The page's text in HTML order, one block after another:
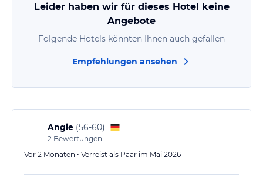
Leider haben wir für dieses Hotel keine
Angebote
Folgende Hotels könnten Ihnen auch gefallen
Empfehlungen ansehen
Angie (56-60)
2 Bewertungen
Vor 2 Monaten • Verreist als Paar im Mai 2026